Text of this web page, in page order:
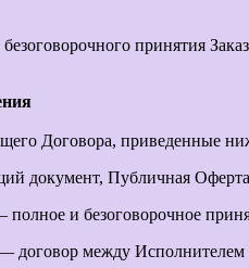
принятия
Договора, приведенные
документ, Публичная
полное и безоговорочное
договор между Исполнителем